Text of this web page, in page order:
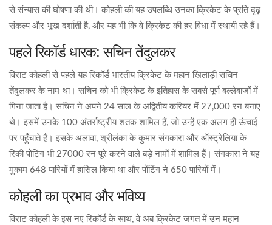
से संन्यास की घोषणा की थी। कोहली की यह उपलब्धि उनका क्रिकेट के प्रति दृढ़
संकल्प और भूख दर्शाती है, और यह भी कि वे क्रिकेट की हर विधा में स्थायी रहे हैं।
पहले रिकॉर्ड धारक: सचिन तेंदुलकर
विराट कोहली से पहले यह रिकॉर्ड भारतीय क्रिकेट के महान खिलाड़ी सचिन
तेंदुलकर के नाम था। सचिन को भी क्रिकेट के इतिहास के सबसे पूर्ण बल्लेबाजों में
गिना जाता है। सचिन ने अपने 24 साल के अद्वितीय करियर में 27,000 रन बनाए
थे। इसमें उनके 100 अंतर्राष्ट्रीय शतक शामिल हैं, जो उन्हें एक अलग ही ऊंचाई
पर पहुँचाते हैं। इसके अलावा, श्रीलंका के कुमार संगकारा और ऑस्ट्रेलिया के
रिकी पोंटिंग भी 27000 रन पूरे करने वाले बड़े नामों में शामिल हैं। संगकारा ने यह
मुकाम 648 पारियों में हासिल किया था और पोंटिंग ने 650 पारियों में।
कोहली का प्रभाव और भविष्य
विराट कोहली के इस नए रिकॉर्ड के साथ, वे अब क्रिकेट जगत में उन महान